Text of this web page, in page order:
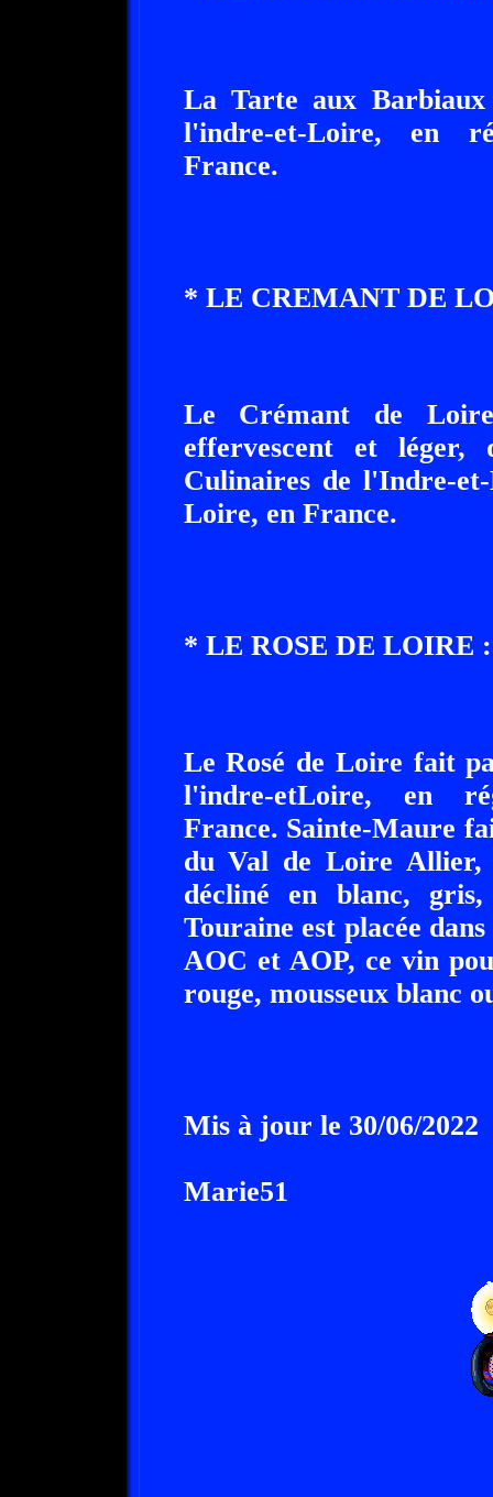
La Tarte aux
l'indre-et-Loire, en
France.
* LE CREMANT DE
Le Crémant de
effervescent et
Culinaires de l'Indre-
Loire, en France.
* LE ROSE DE LOIRE :
Le Rosé de Loire fait
l'indre-etLoire, en
France. Sainte-Maure
du Val de Loire
décliné en blanc,
Touraine est placée
AOC et AOP, ce vin
rouge, mousseux blanc
Mis à jour le 30/06/2022
Marie51